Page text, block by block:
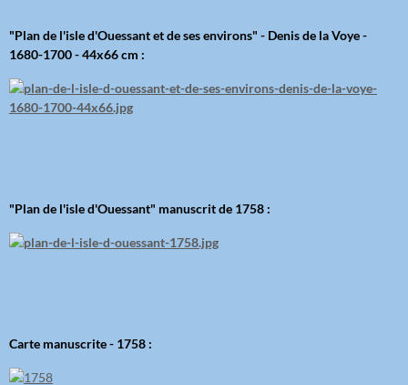
"Plan de l'isle d'Ouessant et de ses environs" - Denis de la Voye -
1680-1700 - 44x66 cm :
"Plan de l'isle d'Ouessant" manuscrit de 1758 :
Carte manuscrite - 1758 :